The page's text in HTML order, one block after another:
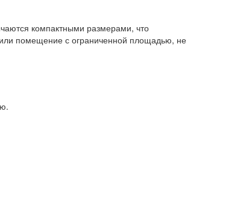
компактными размерами, что
или помещение с ограниченной площадью, не